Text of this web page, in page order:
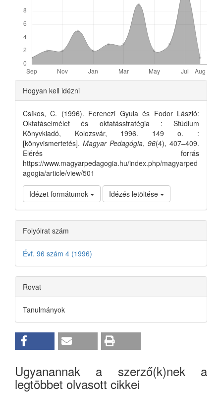
Article
Details
Hogyan kell idézni
Csíkos, C. (1996). Ferenczi Gyula és Fodor László:
Oktatáselmélet és oktatásstratégia : Stúdium
Könyvkiadó, Kolozsvár, 1996. 149 o. :
[könyvismertetés]. Magyar Pedagógia, 96(4), 407–409.
Elérés forrás
https://www.magyarpedagogia.hu/index.php/magyarped
agogia/article/view/501
Idézet formátumok Idézés letöltése
Folyóirat szám
Évf. 96 szám 4 (1996)
Rovat
Tanulmányok
Ugyanannak a szerző(k)nek a
legtöbbet olvasott cikkei